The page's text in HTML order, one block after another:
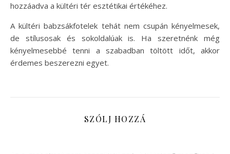
hozzáadva a kültéri tér esztétikai értékéhez.
A kültéri babzsákfotelek tehát nem csupán kényelmesek,
de stílusosak és sokoldalúak is. Ha szeretnénk még
kényelmesebbé tenni a szabadban töltött időt, akkor
érdemes beszerezni egyet.
SZÓLJ HOZZÁ